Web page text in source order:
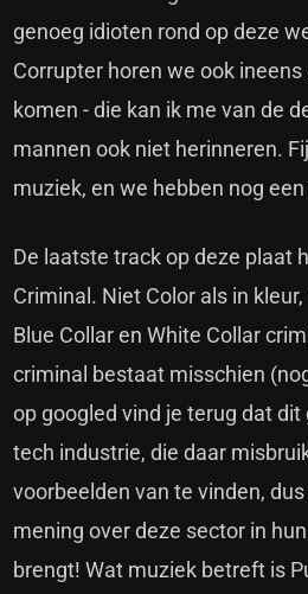
genoeg idioten rond op deze
Corrupter horen we ook ineens
komen - die kan ik me van de
mannen ook niet herinneren.
muziek, en we hebben nog
De laatste track op deze plaat
Criminal. Niet Color als in
Blue Collar en White Collar
criminal bestaat misschien
op googled vind je terug dat
tech industrie, die daar
voorbeelden van te vinden,
mening over deze sector in
brengt! Wat muziek betreft is